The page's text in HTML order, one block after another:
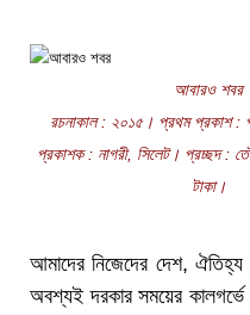
আবারও শবর
রচনাকাল : ২০১৫। প্রথম প্রকাশ :
প্রকাশক : নাগরী, সিলেট। প্রচ্ছদ :
টাকা।
আমাদের নিজেদের দেশ,
অবশ্যই দরকার সময়ের